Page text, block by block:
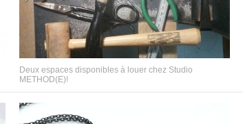
Deux espaces disponibles à louer chez Studio
METHOD(E)!